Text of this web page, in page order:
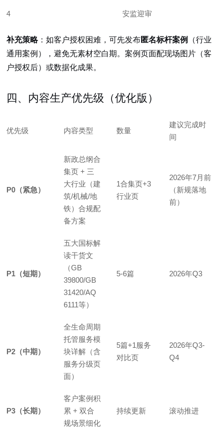
4 安监迎审
补充策略：如客户授权困难，可先发布匿名标杆案例
（行业
通用案例），避免无素材空白期。案例页面配现场图片（客
户授权后）或数据化成果。
四、内容生产优先级（优化版）
优先级 内容类型 数量
建议完成时
间
P0（紧急）
新政总纲合
集页 + 三
大行业（建
筑/机械/地
铁）合规配
备方案
1合集页+3
行业页
2026年7月前
（新规落地
前）
P1（短期）
五大国标解
读干货文
（GB
39800/GB
31420/AQ
6111等）
5-6篇 2026年Q3
P2（中期）
全生命周期
托管服务模
块详解（含
服务分级页
面）
5篇+1服务
对比页
2026年Q3-
Q4
P3（长期）
客户案例积
累 + 双合
规场景细化
持续更新 滚动推进